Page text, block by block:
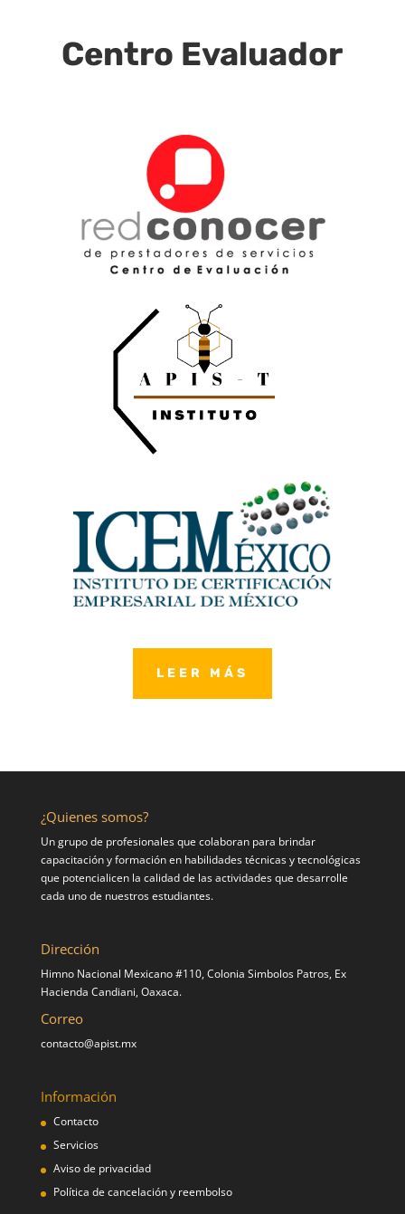
Centro Evaluador
LEER MÁS
¿Quienes somos?
Un grupo de profesionales que colaboran para brindar
capacitación y formación en habilidades técnicas y tecnológicas
que potencialicen la calidad de las actividades que desarrolle
cada uno de nuestros estudiantes.
Dirección
Himno Nacional Mexicano #110, Colonia Simbolos Patros, Ex
Hacienda Candiani, Oaxaca.
Correo
contacto@apist.mx
Información
Contacto
Servicios
Aviso de privacidad
Política de cancelación y reembolso